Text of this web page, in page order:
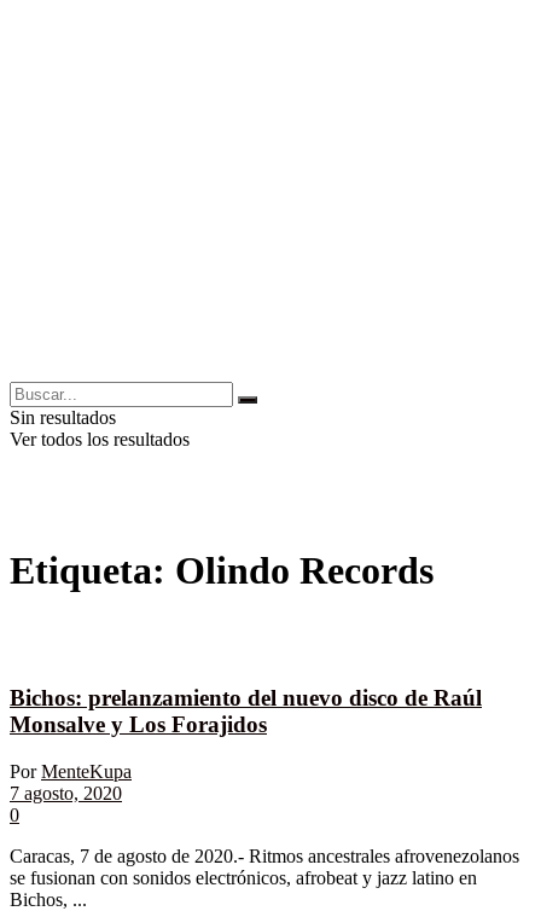
Sin resultados
Ver todos los resultados
Etiqueta: Olindo Records
Bichos: prelanzamiento del nuevo disco de Raúl
Monsalve y Los Forajidos
Por MenteKupa
7 agosto, 2020
0
Caracas, 7 de agosto de 2020.- Ritmos ancestrales afrovenezolanos
se fusionan con sonidos electrónicos, afrobeat y jazz latino en
Bichos, ...